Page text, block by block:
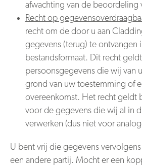
afwachting van de beoordeling
Recht op
recht om de door u aan
gegevens (terug) te ontvangen
bestandsformaat. Dit recht
persoonsgegevens die wij van
grond van uw toestemming of
overeenkomst. Het recht geldt
voor de gegevens die wij al in
verwerken (dus niet voor
U bent vrij die gegevens
een andere partij. Mocht er een